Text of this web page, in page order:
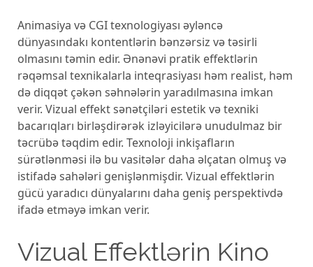
Animasiya və CGI texnologiyası əyləncə
dünyasındakı kontentlərin bənzərsiz və təsirli
olmasını təmin edir. Ənənəvi pratik effektlərin
rəqəmsal texnikalarla inteqrasiyası həm realist, həm
də diqqət çəkən səhnələrin yaradılmasına imkan
verir. Vizual effekt sənətçiləri estetik və texniki
bacarıqları birləşdirərək izləyicilərə unudulmaz bir
təcrübə təqdim edir. Texnoloji inkişafların
sürətlənməsi ilə bu vasitələr daha əlçatan olmuş və
istifadə sahələri genişlənmişdir. Vizual effektlərin
gücü yaradıcı dünyalarını daha geniş perspektivdə
ifadə etməyə imkan verir.
Vizual Effektlərin Kino